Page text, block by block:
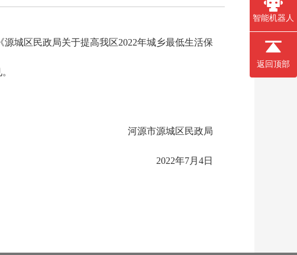
城区民政局关于提高我区2022年城乡最低生活保
河源市源城区民政局
2022年7月4日
智能机器人
返回顶部